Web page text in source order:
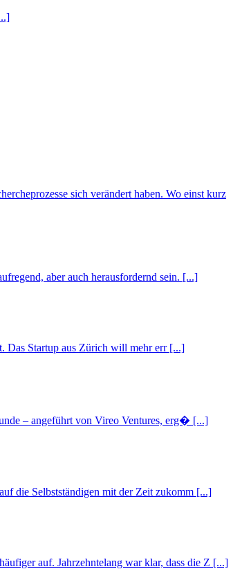
sich verändert haben. Wo einst kurz
aber auch herausfordernd sein. [...]
Das Startup aus Zürich will mehr err [...]
– angeführt von Vireo Ventures, erg� [...]
die Selbstständigen mit der Zeit zukomm [...]
auf. Jahrzehntelang war klar, dass die Z [...]